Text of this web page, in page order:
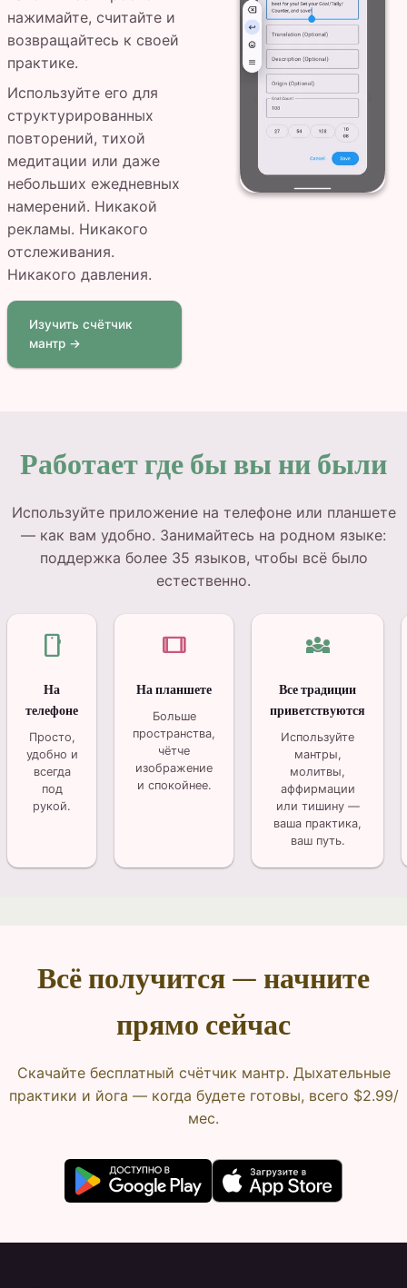
нажимайте, считайте и
возвращайтесь к своей
практике.
Используйте его для
структурированных
повторений, тихой
медитации или даже
небольших ежедневных
намерений. Никакой
рекламы. Никакого
отслеживания.
Никакого давления.
Изучить счётчик
мантр →
Работает где бы вы ни были
Используйте приложение на телефоне или планшете
— как вам удобно. Занимайтесь на родном языке:
поддержка более 35 языков, чтобы всё было
естественно.
smartphone
На
телефоне
Просто,
удобно и
всегда
под
рукой.
tablet
На планшете
Больше
пространства,
чётче
изображение
и спокойнее.
diversity_3
Все традиции
приветствуются
Используйте
мантры,
молитвы,
аффирмации
или тишину —
ваша практика,
ваш путь.
Всё получится — начните
прямо сейчас
Скачайте бесплатный счётчик мантр. Дыхательные
практики и йога — когда будете готовы, всего $2.99/
мес.